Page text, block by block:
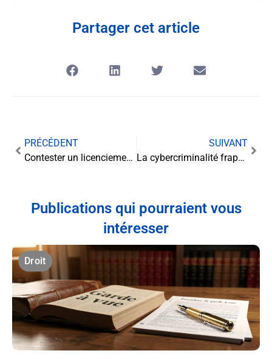
Partager cet article
PRÉCÉDENT
Contester un licenciement pour faute grave : stratégies et recours juridiques
SUIVANT
La cybercriminalité frappe à votre porte : êtes-vous bien assuré ?
Publications qui pourraient vous
intéresser
Droit